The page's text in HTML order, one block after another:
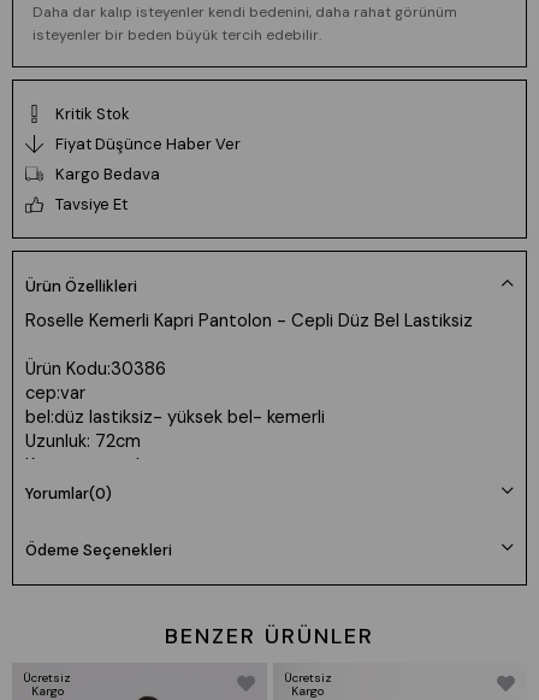
Daha dar kalıp isteyenler kendi bedenini, daha rahat görünüm
isteyenler bir beden büyük tercih edebilir.
Kritik Stok
Fiyat Düşünce Haber Ver
Kargo Bedava
Tavsiye Et
Ürün Özellikleri
Roselle Kemerli Kapri Pantolon - Cepli Düz Bel Lastiksiz
Ürün Kodu:30386
cep:var
bel:düz lastiksiz- yüksek bel- kemerli
Uzunluk: 72cm
Kumaş: tencel
Beden seçimi vücut tipine göre değişiklik gösterebilir.
Daha rahat kalıp isteyenler bir beden büyük tercih edebilir.
Yorumlar(0)
Ödeme Seçenekleri
BENZER ÜRÜNLER
Ücretsiz
Kargo
Ücretsiz
Kargo